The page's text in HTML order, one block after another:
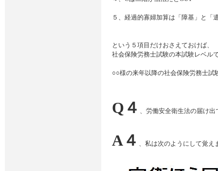
５、経過的寡婦加算は「障基」と「
という５項目だけおさえておけば、
社会保険労務士試験の本試験レベル
○○様の来年以降の社会保険労務士試
Q４ 、労働安全衛生法の届け
A４ 、私は次のようにして覚え